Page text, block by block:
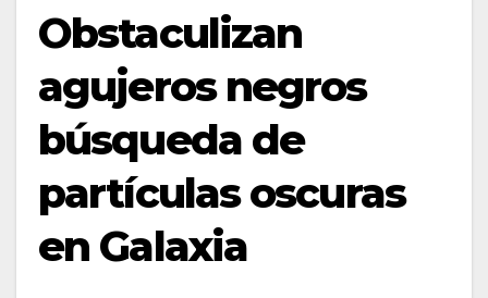
Obstaculizan
agujeros negros
búsqueda de
partículas oscuras
en Galaxia